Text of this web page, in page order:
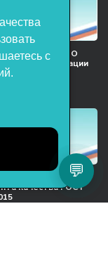
участника ООО
ассоциации
индустрии
сертификат
качества ГОСТ
с
💬